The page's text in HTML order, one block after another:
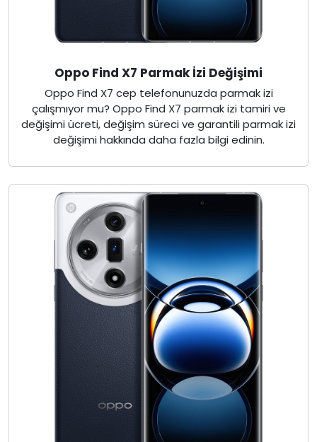
Oppo Find X7 Parmak İzi Değişimi
Oppo Find X7 cep telefonunuzda parmak izi
çalışmıyor mu? Oppo Find X7 parmak izi tamiri ve
değişimi ücreti, değişim süreci ve garantili parmak izi
değişimi hakkında daha fazla bilgi edinin.